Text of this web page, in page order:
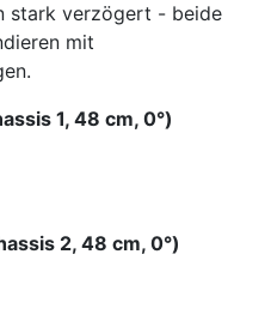
stark verzögert - beide
mit
1, 48 cm, 0°)
2, 48 cm, 0°)